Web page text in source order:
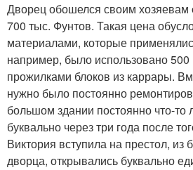
Дворец обошелся своим хозяевам
700 тыс. Фунтов. Такая цена
материалами, которые
например, было использовано
прожилками блоков из каррары.
нужно было постоянно
большом здании постоянно что-то
буквально через три года после
Виктория вступила на престол, из
дворца, открывались буквально